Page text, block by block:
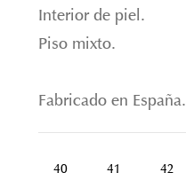
Interior de piel.
Piso mixto.
Fabricado en España.
40 41 42